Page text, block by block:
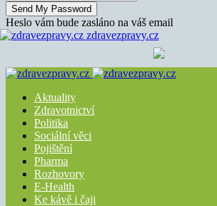
Heslo vám bude zasláno na váš email
zdravezpravy.cz
Aktuality
Zdravotnictví
Politika
Sociální věci
Pojištění
Pharma
Rozhovory
E-Health
Ke kávě i čaji